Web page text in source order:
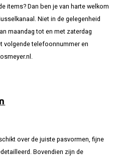
items? Dan ben je van harte welkom
Niet in de gelegenheid
maandag tot en met zaterdag
volgende telefoonnummer en
.
over de juiste pasvormen, fijne
Bovendien zijn de